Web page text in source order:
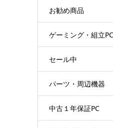
お勧め商品
ゲーミング・組立PC
セール中
パーツ・周辺機器
中古１年保証PC